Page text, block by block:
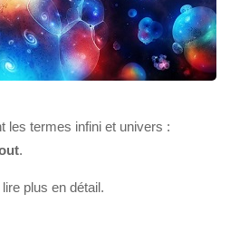
les termes infini et univers :
.
lire plus en détail.